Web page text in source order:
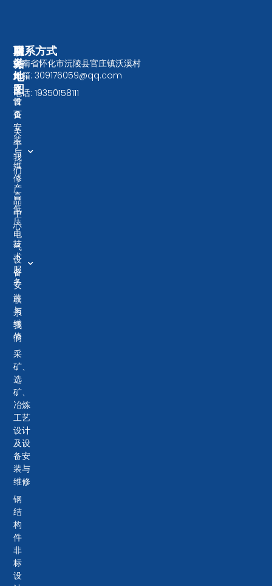
服
务
大
型
设
备
安
装
与
维
修
高
低
压
电
气
设
备
安
装
与
维
修
采
矿、
选
矿、
冶炼
工艺
设计
及设
备安
装与
维修
钢
结
构
件
非
标
设
网
站
地
图
首
页
关
于
我
们
产
品
中
心
技
术
服
务
联
系
我
们
联系方式
湖南省怀化市沅陵县官庄镇沃溪村
邮箱: 309176059@qq.com
电话: 19350158111
微
信
二
维
码
微
信
二
维
码